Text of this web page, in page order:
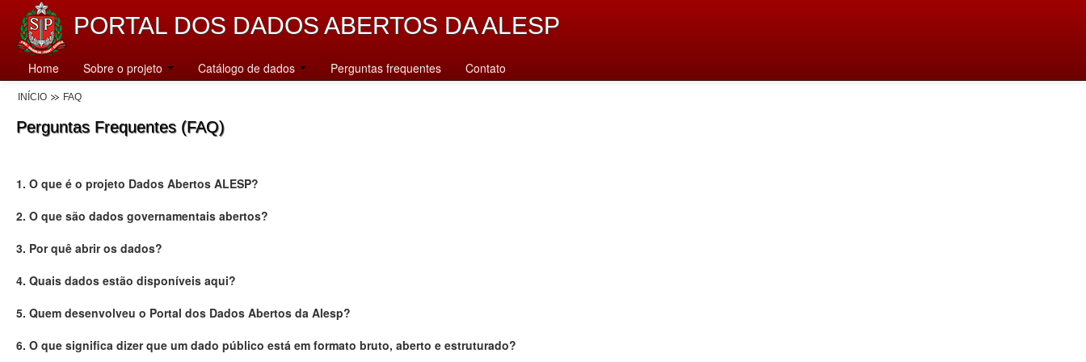
PORTAL DOS DADOS ABERTOS DA ALESP
Home Sobre o projeto Catálogo de dados Perguntas frequentes Contato
INÍCIO FAQ
Perguntas Frequentes (FAQ)
1. O que é o projeto Dados Abertos ALESP?
2. O que são dados governamentais abertos?
3. Por quê abrir os dados?
4. Quais dados estão disponíveis aqui?
5. Quem desenvolveu o Portal dos Dados Abertos da Alesp?
6. O que significa dizer que um dado público está em formato bruto, aberto e estruturado?